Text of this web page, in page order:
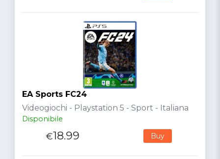
EA Sports FC24
Videogiochi - Playstation 5 - Sport - Italiana
Disponibile
€18.99 Buy